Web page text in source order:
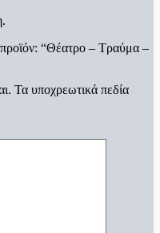
“Θέατρο – Τραύμα –
Τα υποχρεωτικά πεδία